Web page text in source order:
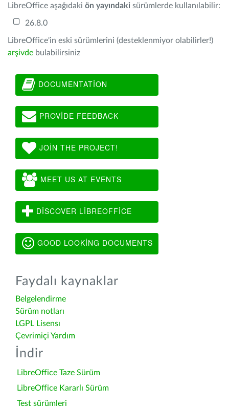
LibreOffice aşağıdaki ön yayındaki sürümlerde kullanılabilir:
26.8.0
LibreOffice'in eski sürümlerini (desteklenmiyor olabilirler!)
arşivde bulabilirsiniz
DOCUMENTATION
PROVIDE FEEDBACK
JOIN THE PROJECT!
MEET US AT EVENTS
DISCOVER LIBREOFFICE
GOOD LOOKING DOCUMENTS
Faydalı kaynaklar
Belgelendirme
Sürüm notları
LGPL Lisensı
Çevrimiçi Yardım
İndir
LibreOffice Taze Sürüm
LibreOffice Kararlı Sürüm
Test sürümleri